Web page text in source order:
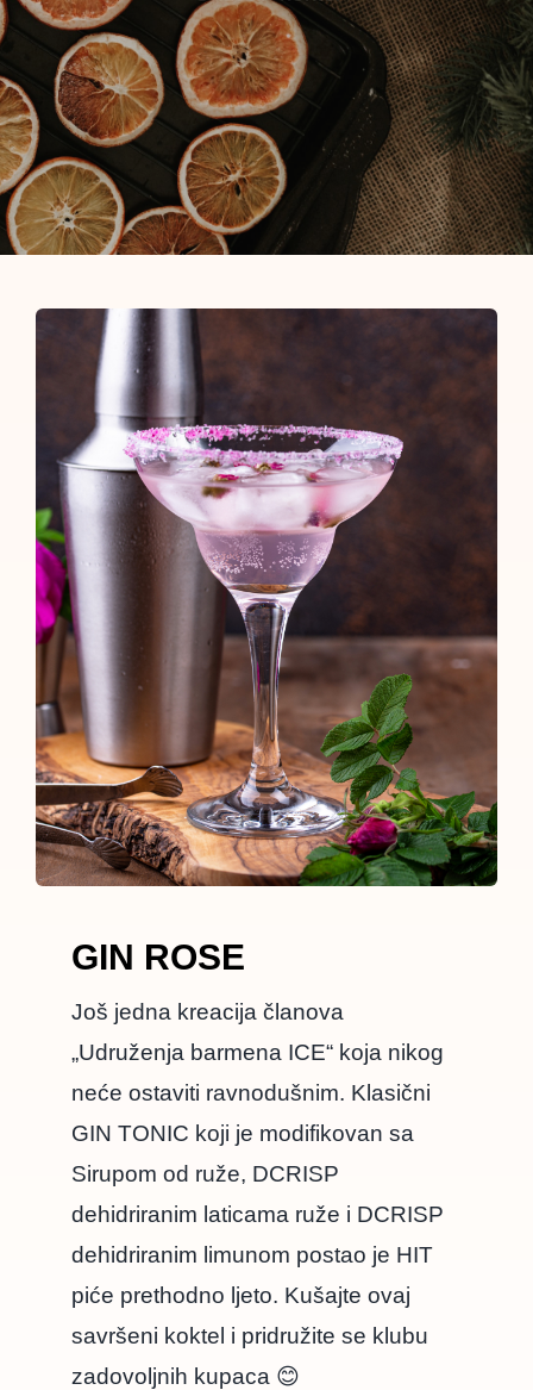
GIN ROSE
Još jedna kreacija članova
„Udruženja barmena ICE“ koja nikog
neće ostaviti ravnodušnim. Klasični
GIN TONIC koji je modifikovan sa
Sirupom od ruže, DCRISP
dehidriranim laticama ruže i DCRISP
dehidriranim limunom postao je HIT
piće prethodno ljeto. Kušajte ovaj
savršeni koktel i pridružite se klubu
zadovoljnih kupaca 😊